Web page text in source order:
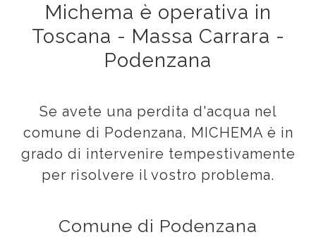
Michema è operativa in
Toscana - Massa Carrara -
Podenzana
Se avete una perdita d'acqua nel
comune di Podenzana, MICHEMA è in
grado di intervenire tempestivamente
per risolvere il vostro problema.
Comune di Podenzana